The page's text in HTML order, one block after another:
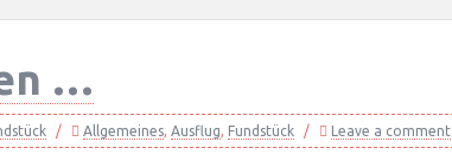
…
Allgemeines, Ausflug, Fundstück Leave a comment